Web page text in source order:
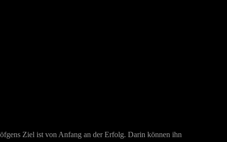
Ziel ist von Anfang an der Erfolg. Darin können ihn